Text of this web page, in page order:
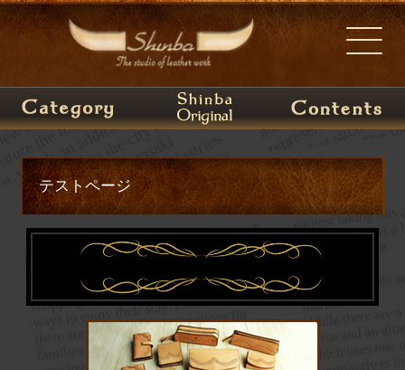
テストページ